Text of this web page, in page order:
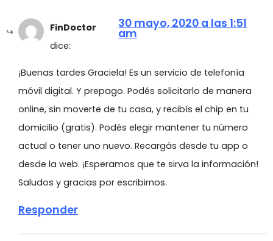
FinDoctor
dice:
30 mayo, 2020 a las 1:51
am
¡Buenas tardes Graciela! Es un servicio de telefonía
móvil digital. Y prepago. Podés solicitarlo de manera
online, sin moverte de tu casa, y recibís el chip en tu
domicilio (gratis). Podés elegir mantener tu número
actual o tener uno nuevo. Recargás desde tu app o
desde la web. ¡Esperamos que te sirva la información!
Saludos y gracias por escribirnos.
Responder